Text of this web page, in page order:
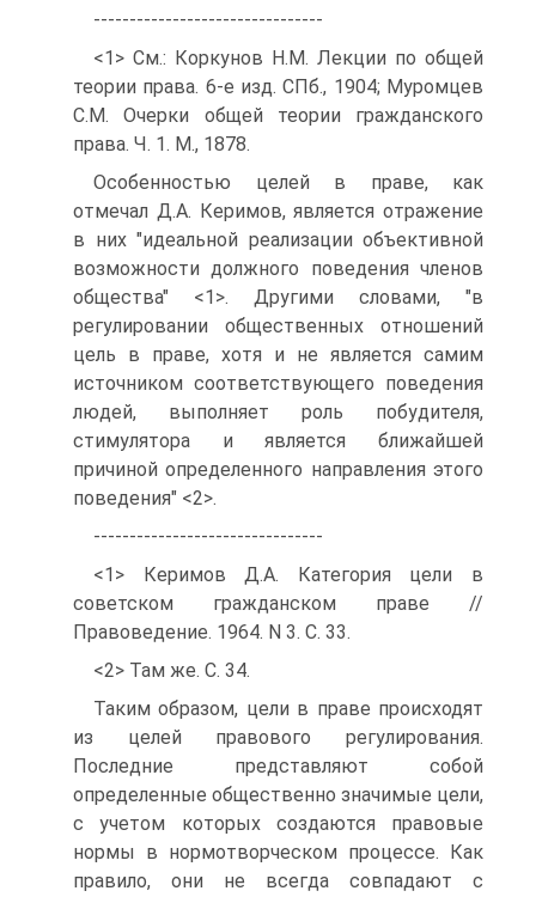
--------------------------------
<1> См.: Коркунов Н.М. Лекции по общей
теории права. 6-е изд. СПб., 1904; Муромцев
С.М. Очерки общей теории гражданского
права. Ч. 1. М., 1878.
Особенностью целей в праве, как
отмечал Д.А. Керимов, является отражение
в них "идеальной реализации объективной
возможности должного поведения членов
общества" <1>. Другими словами, "в
регулировании общественных отношений
цель в праве, хотя и не является самим
источником соответствующего поведения
людей, выполняет роль побудителя,
стимулятора и является ближайшей
причиной определенного направления этого
поведения" <2>.
--------------------------------
<1> Керимов Д.А. Категория цели в
советском гражданском праве //
Правоведение. 1964. N 3. С. 33.
<2> Там же. С. 34.
Таким образом, цели в праве происходят
из целей правового регулирования.
Последние представляют собой
определенные общественно значимые цели,
с учетом которых создаются правовые
нормы в нормотворческом процессе. Как
правило, они не всегда совпадают с